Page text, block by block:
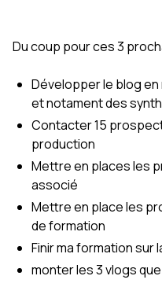
Du coup pour ces 3
Développer le blog
et notament des
Contacter 15
production
Mettre en places les
associé
Mettre en place les
de formation
Finir ma formation sur
monter les 3 vlogs